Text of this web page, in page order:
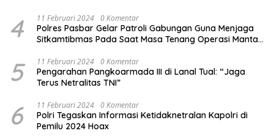
4 11 Februari 2024 0 Komentar
Polres Pasbar Gelar Patroli Gabungan Guna Menjaga
Sitkamtibmas Pada Saat Masa Tenang Operasi Mantap
5 11 Februari 2024 0 Komentar
Pengarahan Pangkoarmada III di Lanal Tual: “Jaga
Terus Netralitas TNI”
6 11 Februari 2024 0 Komentar
Polri Tegaskan Informasi Ketidaknetralan Kapolri di
Pemilu 2024 Hoax